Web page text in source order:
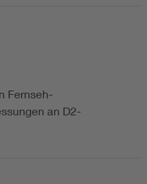
Fernseh-
an D2-